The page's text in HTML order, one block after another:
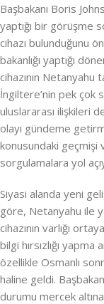
Başbakanı Boris
yaptığı bir görüşme
cihazı bulunduğunu
bakanlığı yaptığı
cihazının Netanyahu
İngiltere’nin pek çok
uluslararası ilişkileri
olayı gündeme
konusundaki geçmişi
sorgulamalara yol
Siyasi alanda yeni
göre, Netanyahu ile
cihazının varlığı
bilgi hırsızlığı yapma
özellikle Osmanlı
haline geldi.
durumu mercek